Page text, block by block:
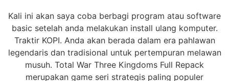
Kali ini akan saya coba berbagi program atau software
basic setelah anda melakukan install ulang komputer.
Traktir KOPI. Anda akan berada dalam era pahlawan
legendaris dan tradisional untuk pertempuran melawan
musuh. Total War Three Kingdoms Full Repack
merupakan game seri strategis paling populer